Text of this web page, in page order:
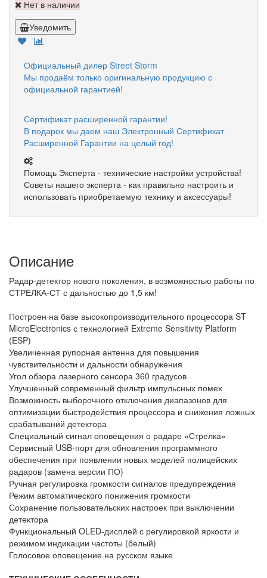
Нет в наличии
Уведомить
Официальный дилер Street Storm
Мы продаём только оригинальную продукцию с
официальной гарантией!
Сертификат расширенной гарантии!
В подарок мы даем наш Электронный Сертификат
Расширенной Гарантии на целый год!
Помощь Эксперта - технические настройки устройства!
Советы нашего эксперта - как правильно настроить и
использовать приобретаемую технику и аксессуары!
Описание
Радар-детектор нового поколения, в возможностью работы по
СТРЕЛКА-СТ с дальностью до 1,5 км!
Построен на базе высокопроизводительного процессора ST
MicroElectronics с технологией Extreme Sensitivity Platform
(ESP)
Увеличенная рупорная антенна для повышения
чувствительности и дальности обнаружения
Угол обзора лазерного сенсора 360 градусов
Улучшенный современный фильтр импульсных помех
Возможность выборочного отключения диапазонов для
оптимизации быстродействия процессора и снижения ложных
срабатываний детектора
Специальный сигнал оповещения о радаре «Стрелка»
Сервисный USB-порт для обновления программного
обеспечения при появлении новых моделей полицейских
радаров (замена версии ПО)
Ручная регулировка громкости сигналов предупреждения
Режим автоматического понижения громкости
Сохранение пользовательских настроек при выключении
детектора
Функциональный OLED-дисплей с регулировкой яркости и
режимом индикации частоты (белый)
Голосовое оповещение на русском языке